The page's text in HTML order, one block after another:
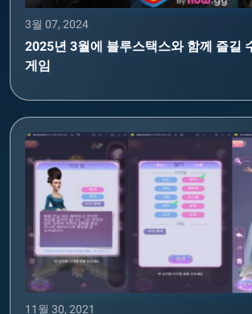
3월 07, 2024
2025년 3월에 블루스택스와 함께 즐길
게임
11월 30, 2021